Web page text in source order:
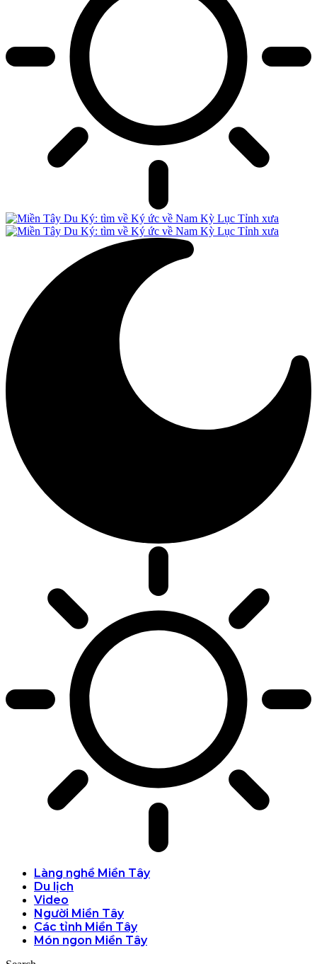
Làng nghề Miền Tây
Du lịch
Video
Người Miền Tây
Các tỉnh Miền Tây
Món ngon Miền Tây